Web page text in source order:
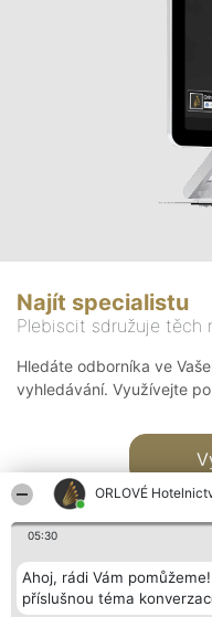
ORLOVÉ
05:30
Ahoj, rádi Vám
příslušnou téma
Najít specialistu
Plebiscit sdružuje těch
Hledáte odborníka ve
vyhledávání. Využívejte